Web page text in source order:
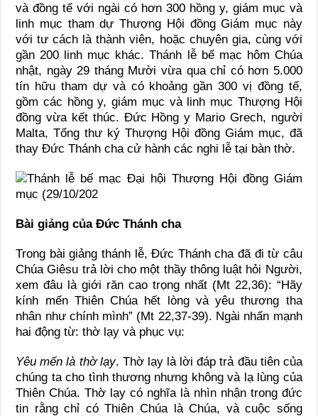
và đồng tế với ngài có hơn 300 hồng y, giám mục và
linh mục tham dự Thượng Hội đồng Giám mục này
với tư cách là thành viên, hoặc chuyên gia, cùng với
gần 200 linh mục khác. Thánh lễ bế mạc hôm Chúa
nhật, ngày 29 tháng Mười vừa qua chỉ có hơn 5.000
tín hữu tham dự và có khoảng gần 300 vị đồng tế,
gồm các hồng y, giám mục và linh mục Thượng Hội
đồng vừa kết thúc. Đức Hồng y Mario Grech, người
Malta, Tổng thư ký Thượng Hội đồng Giám mục, đã
thay Đức Thánh cha cử hành các nghi lễ tại bàn thờ.
Bài giảng của Đức Thánh cha
Trong bài giảng thánh lễ, Đức Thánh cha đã đi từ câu
Chúa Giêsu trả lời cho một thầy thông luật hỏi Người,
xem đâu là giới răn cao trọng nhất (Mt 22,36): “Hãy
kính mến Thiên Chúa hết lòng và yêu thương tha
nhân như chính mình” (Mt 22,37-39). Ngài nhấn mạnh
hai động từ: thờ lạy và phục vụ:
Yêu mến là thờ lạy. Thờ lạy là lời đáp trả đầu tiên của
chúng ta cho tình thương nhưng không và lạ lùng của
Thiên Chúa. Thờ lạy có nghĩa là nhìn nhận trong đức
tin rằng chỉ có Thiên Chúa là Chúa, và cuộc sống